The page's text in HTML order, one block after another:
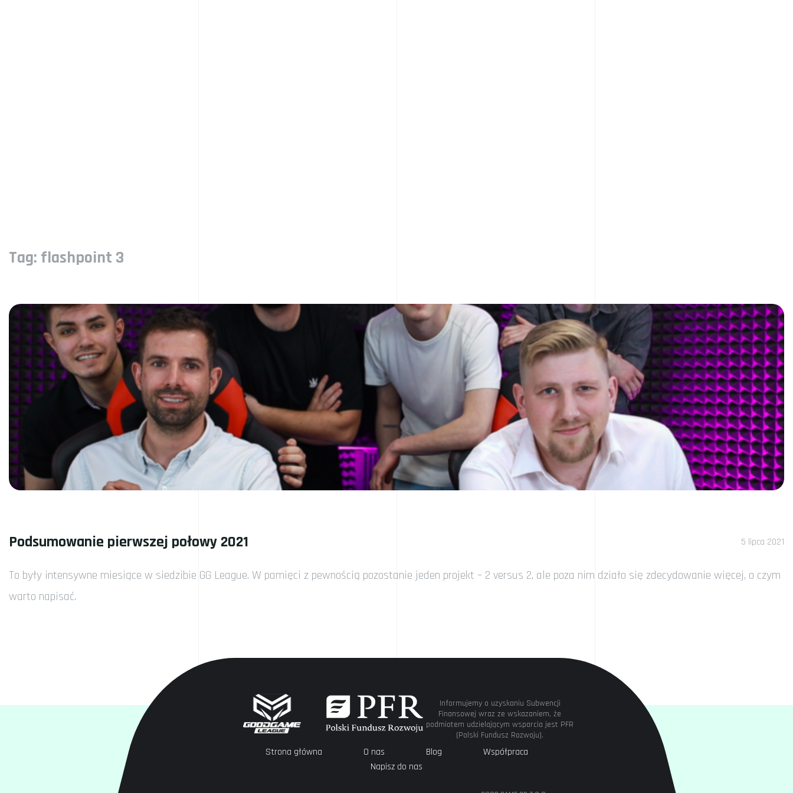
Tag: flashpoint 3
Podsumowanie pierwszej połowy 2021 5 lipca 2021
To były intensywne miesiące w siedzibie GG League. W pamięci z pewnością pozostanie jeden projekt – 2 versus 2, ale poza nim działo się zdecydowanie więcej, o czym
warto napisać.
Informujemy o uzyskaniu Subwencji
Finansowej wraz ze wskazaniem, że
podmiotem udzielającym wsparcia jest PFR
(Polski Fundusz Rozwoju).
Strona główna O nas Blog
Współpraca
Napisz do nas